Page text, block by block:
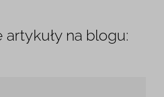
artykuły na blogu: